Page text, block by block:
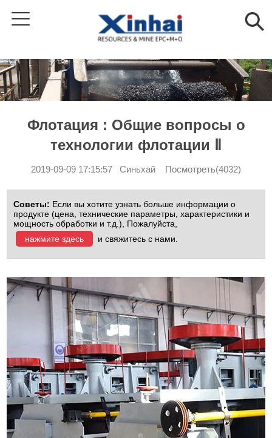
Флотация : Общие вопросы о
технологии флотации Ⅱ
2019-09-09 17:15:57 Синьхай Посмотреть(4032)
Советы: Если вы хотите узнать больше информации о
продукте (цена, технические параметры, характеристики и
мощность обработки и т.д.), Пожалуйста,
нажмите здесь
и свяжитесь с нами.